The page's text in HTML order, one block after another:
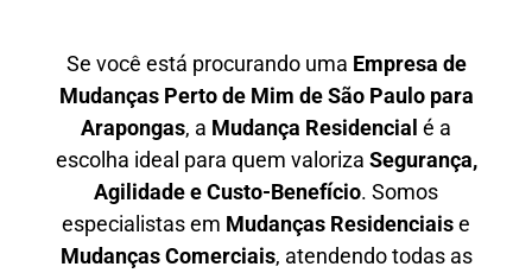
Se você está procurando uma Empresa de
Mudanças Perto de Mim de São Paulo para
Arapongas, a Mudança Residencial é a
escolha ideal para quem valoriza Segurança,
Agilidade e Custo-Benefício. Somos
especialistas em Mudanças Residenciaise
Mudanças Comerciais, atendendo todas as